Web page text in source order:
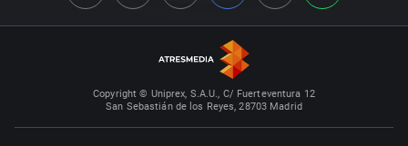
Copyright © Uniprex, S.A.U., C/ Fuerteventura 12
San Sebastián de los Reyes, 28703 Madrid